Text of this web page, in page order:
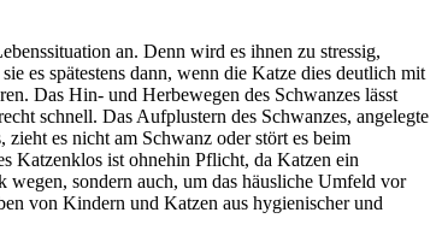
an. Denn wird es ihnen zu stressig,
es spätestens dann, wenn die Katze dies deutlich mit
Das Hin- und Herbewegen des Schwanzes lässt
schnell. Das Aufplustern des Schwanzes, angelegte
es nicht am Schwanz oder stört es beim
Katzenklos ist ohnehin Pflicht, da Katzen ein
wegen, sondern auch, um das häusliche Umfeld vor
von Kindern und Katzen aus hygienischer und